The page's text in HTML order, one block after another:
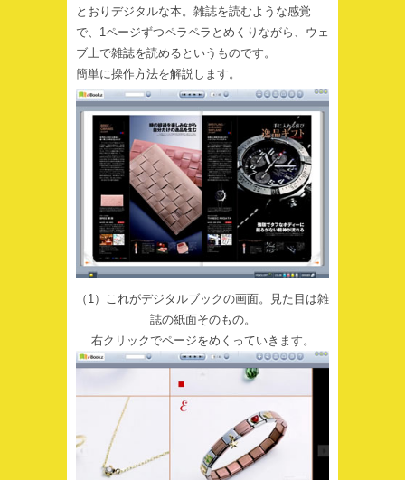
とおりデジタルな本。雑誌を読むような感覚
で、1ページずつペラペラとめくりながら、ウェ
ブ上で雑誌を読めるというものです。
簡単に操作方法を解説します。
（1）これがデジタルブックの画面。見た目は雑
誌の紙面そのもの。
右クリックでページをめくっていきます。